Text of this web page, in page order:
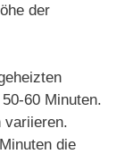
der
60 Minuten.
variieren.
die